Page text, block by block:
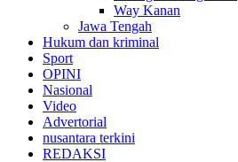
Way Kanan
Jawa Tengah
Hukum dan kriminal
Sport
OPINI
Nasional
Video
Advertorial
nusantara terkini
REDAKSI